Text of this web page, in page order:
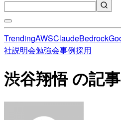
TrendingAWSClaudeBedrock
社説明会勉強会事例採用
渋谷翔悟 の記